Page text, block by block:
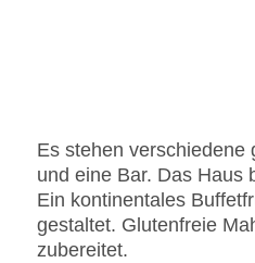
Es stehen verschiedene
und eine Bar. Das Haus
Ein kontinentales
gestaltet. Glutenfreie
zubereitet.